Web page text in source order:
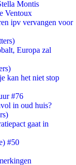
Montis
Ventoux
ipv vervangen voor
Europa zal
kan het niet stop
#76
in oud huis?
gaat in
#50